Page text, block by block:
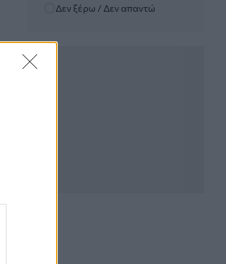
Forum: Ένα στα πέντε καινοτόμα
φάρμακα φτάνει τελικά στην Ελλάδα
Δεν ξέρω / Δεν απαντώ